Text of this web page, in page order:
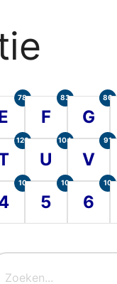
78
F
83
G
86
120
U
104
V
91
10
5
10
6
10